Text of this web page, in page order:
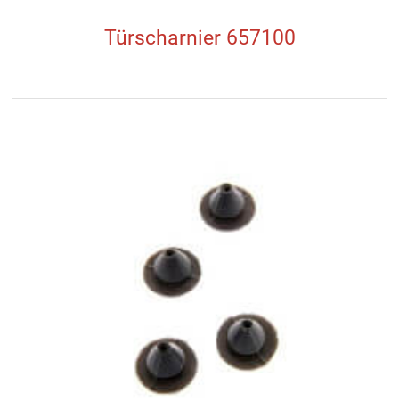
Türscharnier 657100